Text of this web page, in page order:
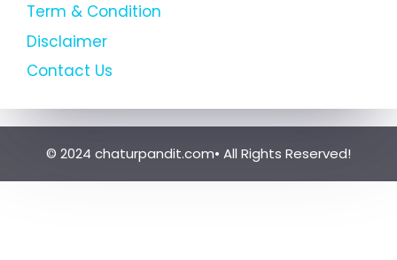
Term & Condition
Disclaimer
Contact Us
© 2024 chaturpandit.com• All Rights Reserved!